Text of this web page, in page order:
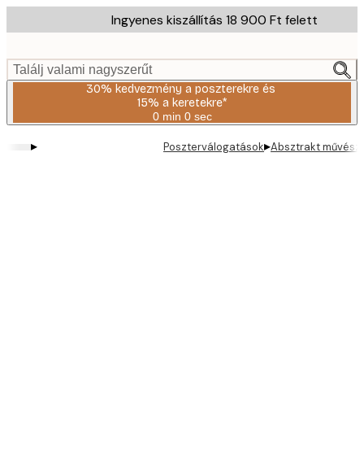
to
content.
Ingyenes kiszállítás 18 900 Ft felett
Találj valami nagyszerűt
30% kedvezmény a poszterekre és
15% a keretekre*
0 min 0 sec
Érvényes:
08-
▸ Poszterválogatások▸Absztrakt